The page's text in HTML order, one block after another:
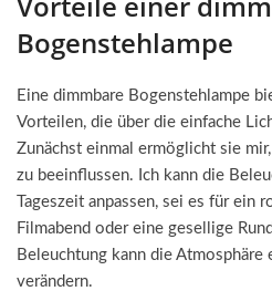
Bogenstehlampe
Eine dimmbare Bogenstehlampe
Vorteilen, die über die einfache
Zunächst einmal ermöglicht sie
zu beeinflussen. Ich kann die
Tageszeit anpassen, sei es für ein
Filmabend oder eine gesellige
Beleuchtung kann die Atmosphäre
verändern.